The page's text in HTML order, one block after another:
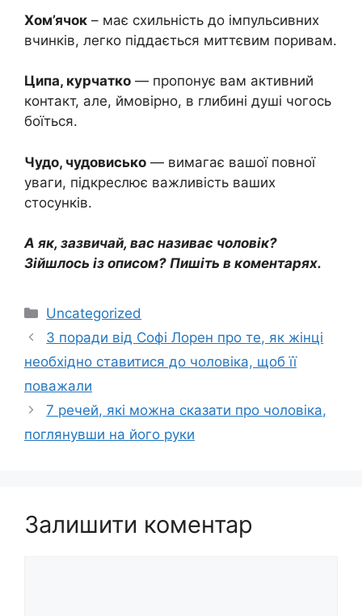
Хом’ячок – має схильність до імпульсивних
вчинків, легко піддається миттєвим поривам.
Ципа, курчатко — пропонує вам активний
контакт, але, ймовірно, в глибині душі чогось
боїться.
Чудо, чудовисько — вимагає вашої повної
уваги, підкреслює важливість ваших
стосунків.
А як, зазвичай, вас називає чоловік?
Зійшлось із описом? Пишіть в коментарях.
Категорії
Uncategorized
3 поради від Софі Лорен про те, як жінці
необхідно ставитися до чоловіка, щоб її
поважали
7 речей, які можна сказати про чоловіка,
поглянувши на його руки
Залишити коментар